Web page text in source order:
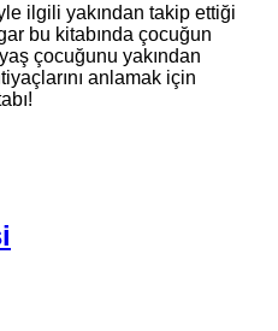
ilgili yakından takip ettiği
bu kitabında çocuğun
çocuğunu yakından
anlamak için